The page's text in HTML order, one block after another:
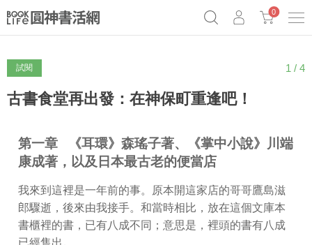
0
試閱 1 / 4
古書食堂再出發：在神保町重逢吧！
第一章 《耳環》森瑤子著、《掌中小說》川端
康成著，以及日本最古老的便當店
我來到這裡是一年前的事。原本開這家店的哥哥鷹島滋
郎驟逝，後來由我接手。和當時相比，放在這個文庫本
書櫃裡的書，已有八成不同；意思是，裡頭的書有八成
已經售出。